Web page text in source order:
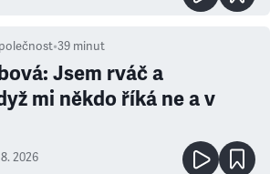
•39 minut
Jsem rváč a
mi někdo říká ne a v
2026